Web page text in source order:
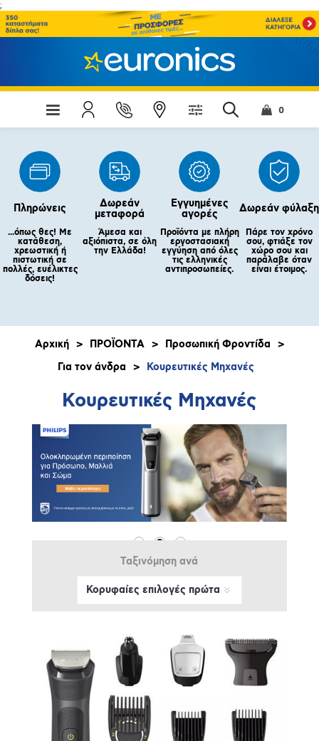
;
0
Πληρώνεις
...όπως θες! Με
κατάθεση,
χρεωστική ή
πιστωτική σε
πολλές, ευέλικτες
δόσεις!
Δωρεάν
μεταφορά
Άμεσα και
αξιόπιστα, σε όλη
την Ελλάδα!
Εγγυημένες
αγορές
Προϊόντα με πλήρη
εργοστασιακή
εγγύηση από όλες
τις ελληνικές
αντιπροσωπείες.
Δωρεάν φύλαξη
Πάρε τον χρόνο
σου, φτιάξε τον
χώρο σου και
παράλαβε όταν
είναι έτοιμος.
Αρχική > ΠΡΟΪΟΝΤΑ > Προσωπική Φροντίδα
>
Για τον άνδρα
> Κουρευτικές Μηχανές
Κουρευτικές Μηχανές
Ταξινόμηση ανά